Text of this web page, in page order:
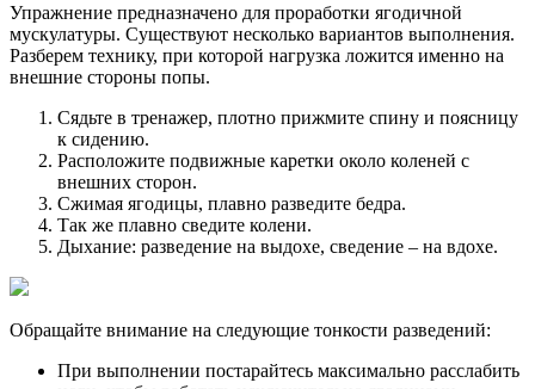
Упражнение предназначено для проработки ягодичной
мускулатуры. Существуют несколько вариантов выполнения.
Разберем технику, при которой нагрузка ложится именно на
внешние стороны попы.
Сядьте в тренажер, плотно прижмите спину и поясницу
к сидению.
Расположите подвижные каретки около коленей с
внешних сторон.
Сжимая ягодицы, плавно разведите бедра.
Так же плавно сведите колени.
Дыхание: разведение на выдохе, сведение – на вдохе.
Обращайте внимание на следующие тонкости разведений:
При выполнении постарайтесь максимально расслабить